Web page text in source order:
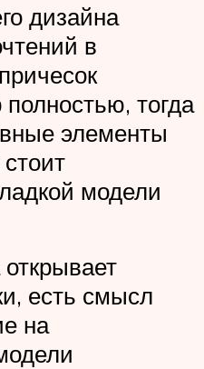
дизайна
в
тогда
элементы
модели
есть смысл
на